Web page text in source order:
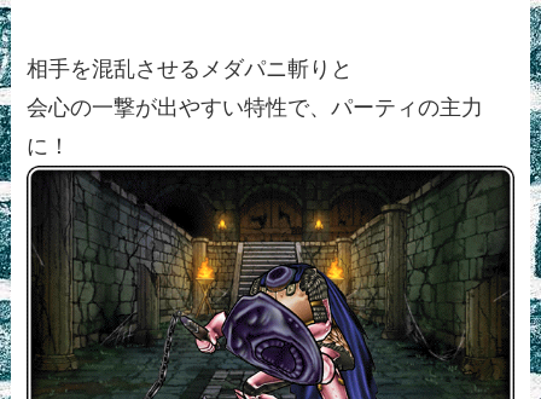
相手を混乱させるメダパニ斬りと
会心の一撃が出やすい特性で、パーティの主力
に！